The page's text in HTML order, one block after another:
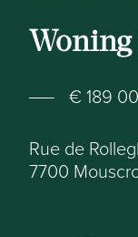
Woning
€ 189
Rue de
7700